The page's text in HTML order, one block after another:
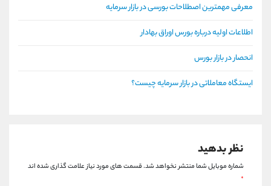
معرفی مهمترین اصطلاحات بورسی در بازار سرمایه
اطلاعات اولیه درباره بورس اوراق بهادار
انحصار در بازار بورس
ایستگاه معاملاتی در بازار سرمایه چیست؟
نظر بدهید
شماره موبایل شما منتشر نخواهد شد.قسمت های مورد نیاز علامت گذاری شده اند
*